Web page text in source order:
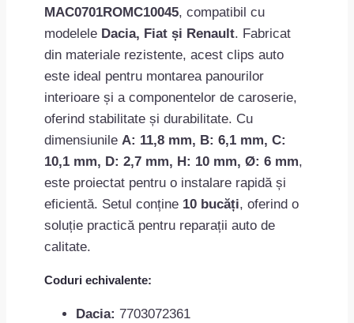
MAC0701ROMC10045, compatibil cu
modelele Dacia, Fiat și Renault. Fabricat
din materiale rezistente, acest clips auto
este ideal pentru montarea panourilor
interioare și a componentelor de caroserie,
oferind stabilitate și durabilitate. Cu
dimensiunile A: 11,8 mm, B: 6,1 mm, C:
10,1 mm, D: 2,7 mm, H: 10 mm, Ø: 6 mm,
este proiectat pentru o instalare rapidă și
eficientă. Setul conține 10 bucăți, oferind o
soluție practică pentru reparații auto de
calitate.
Coduri echivalente:
Dacia: 7703072361